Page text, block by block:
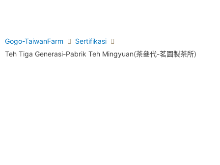
Gogo-TaiwanFarm
Sertifikasi
Teh Tiga Generasi-Pabrik Teh Mingyuan(茶叄代-茗園製茶所)